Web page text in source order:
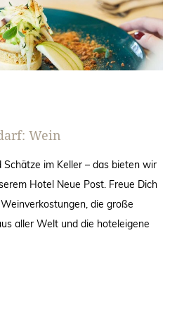
Wein
Schätze im Keller – das bieten wir
Hotel Neue Post. Freue Dich
die große
aller Welt und die hoteleigene